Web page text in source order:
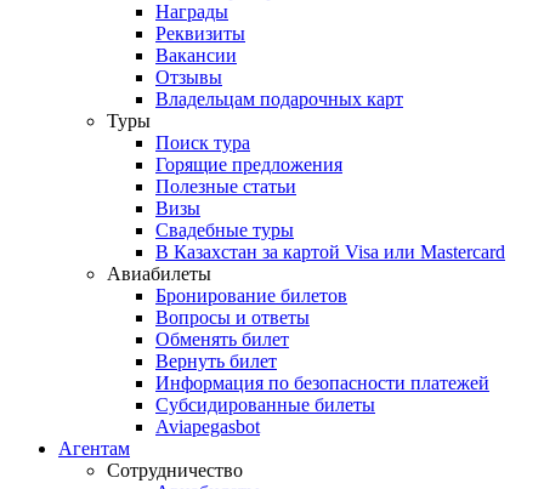
Награды
Реквизиты
Вакансии
Отзывы
Владельцам подарочных карт
Туры
Поиск тура
Горящие предложения
Полезные статьи
Визы
Свадебные туры
В Казахстан за картой Visa или Masterсard
Авиабилеты
Бронирование билетов
Вопросы и ответы
Обменять билет
Вернуть билет
Информация по безопасности платежей
Субсидированные билеты
Aviapegasbot
Агентам
Сотрудничество